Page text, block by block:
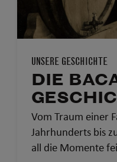
UNSERE GESCHICHTE
DIE
Vom Traum einer
Jahrhunderts bis
all die Momente